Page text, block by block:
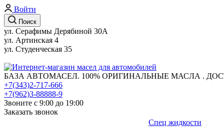
Войти
Поиск
ул. Серафимы Дерябиной 30А
ул. Артинская 4
ул. Студенческая 35
БАЗА АВТОМАСЕЛ. 100% ОРИГИНАЛЬНЫЕ МАСЛА .
+7(343)2-717-666
+7(962)3-88888-9
Звоните с 9:00 до 19:00
Заказать звонок
Спец жидкости